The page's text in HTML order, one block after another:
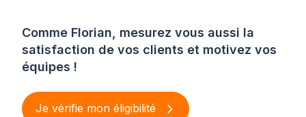
Comme Florian, mesurez vous aussi la
satisfaction de vos clients et motivez vos
équipes !
Je vérifie mon éligibilité